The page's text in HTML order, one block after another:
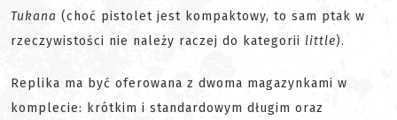
Tukana (choć pistolet jest kompaktowy, to sam ptak w
rzeczywistości nie należy raczej do kategorii little).
Replika ma być oferowana z dwoma magazynkami w
komplecie: krótkim i standardowym długim oraz